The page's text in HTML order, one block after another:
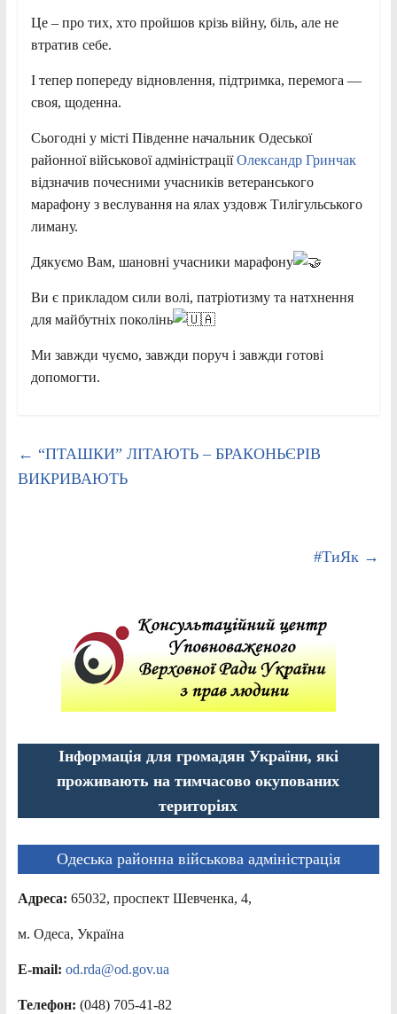
Це – про тих, хто пройшов крізь війну, біль, але не
втратив себе.
І тепер попереду відновлення, підтримка, перемога —
своя, щоденна.
Сьогодні у місті Південне начальник Одеської
районної військової адміністраціїОлександр Гринчак
відзначив почесними учасників ветеранського
марафону з веслування на ялах уздовж Тилігульського
лиману.
Дякуємо Вам, шановні учасники марафону
Ви є прикладом сили волі, патріотизму та натхнення
для майбутніх поколінь
Ми завжди чуємо, завжди поруч і завжди готові
допомогти.
← “ПТАШКИ” ЛІТАЮТЬ – БРАКОНЬЄРІВ
ВИКРИВАЮТЬ
#ТиЯк →
Інформація для громадян України, які
проживають на тимчасово окупованих
територіях
Одеська районна військова адміністрація
Адреса: 65032, проспект Шевченка, 4,
м. Одеса, Україна
E-mail: od.rda@od.gov.ua
Телефон: (048) 705-41-82